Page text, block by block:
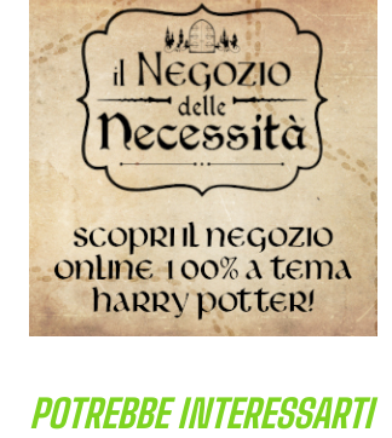
POTREBBE INTERESSARTI